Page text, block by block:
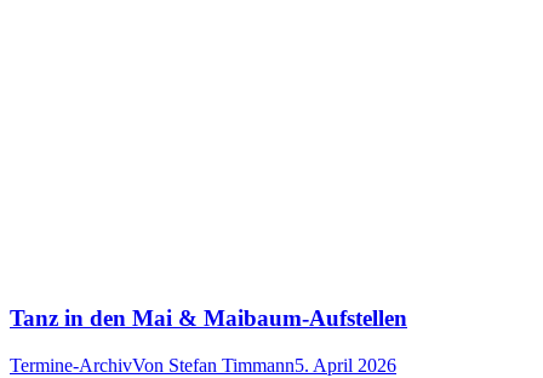
Tanz in den Mai & Maibaum-Aufstellen
Termine-ArchivVon Stefan Timmann5. April 2026